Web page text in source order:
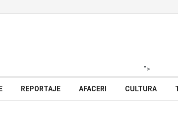
">
REPORTAJE AFACERI CULTURA